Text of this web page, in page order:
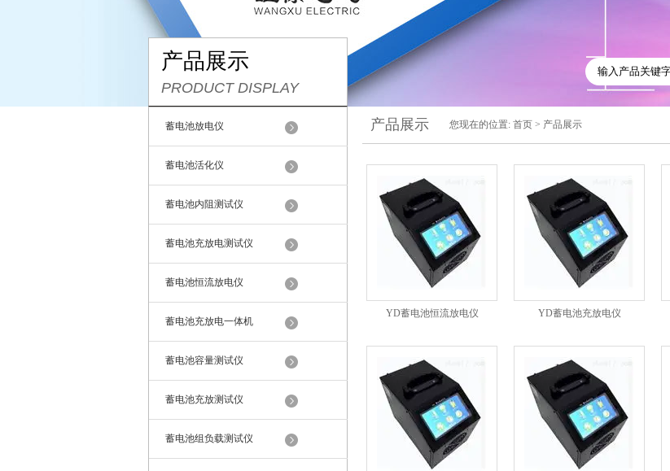
产品展示
PRODUCT DISPLAY
蓄电池放电仪
蓄电池活化仪
蓄电池内阻测试仪
蓄电池充放电测试仪
蓄电池恒流放电仪
蓄电池充放电一体机
蓄电池容量测试仪
蓄电池充放测试仪
蓄电池组负载测试仪
产品展示 您现在的位置: 首页 > 产品展示
YD蓄电池恒流放电仪 YD蓄电池充放电仪